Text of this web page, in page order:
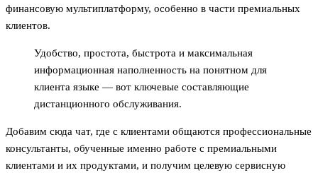
финансовую мультиплатформу, особенно в части премиальных
клиентов.
Удобство, простота, быстрота и максимальная
информационная наполненность на понятном для
клиента языке — вот ключевые составляющие
дистанционного обслуживания.
Добавим сюда чат, где с клиентами общаются профессиональные
консультанты, обученные именно работе с премиальными
клиентами и их продуктами, и получим целевую сервисную